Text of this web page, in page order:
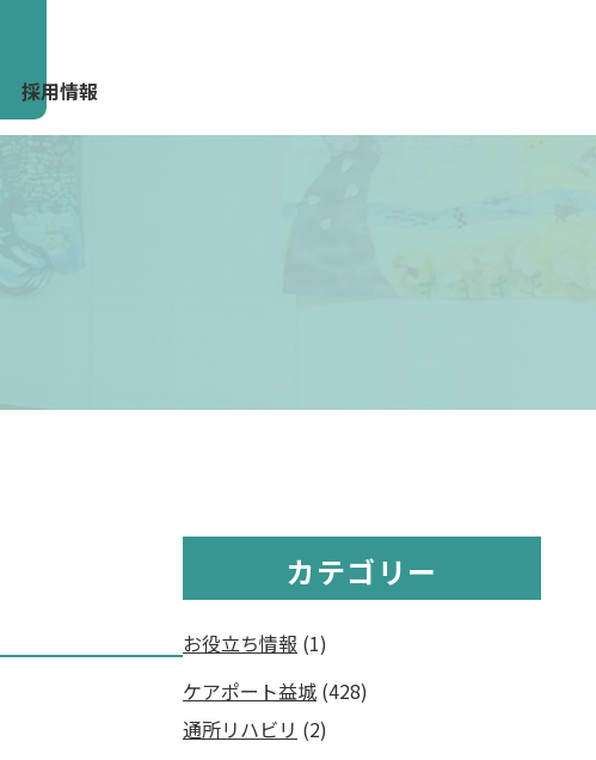
採用情報
カテゴリー
お役立ち情報 (1)
ケアポート益城 (428)
通所リハビリ (2)